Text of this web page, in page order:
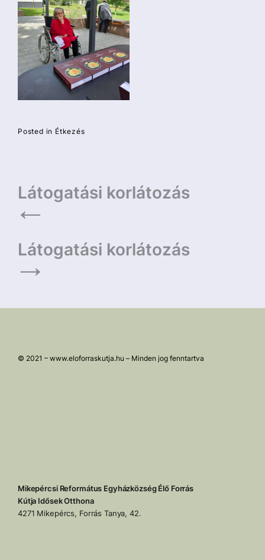
Posted in Étkezés
Bejegyzés
navigáció
Látogatási korlátozás
Látogatási korlátozás
© 2021 – www.eloforraskutja.hu – Minden jog fenntartva
Mikepércsi Református Egyházközség Élő Forrás
Kútja Idősek Otthona
4271 Mikepércs, Forrás Tanya, 42.